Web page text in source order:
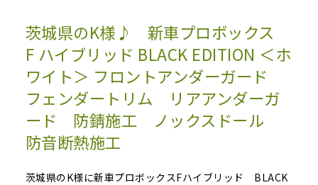
茨城県のK様♪ 新車プロボックス
F ハイブリッド BLACK EDITION ＜ホ
ワイト＞ フロントアンダーガード
フェンダートリム リアアンダーガ
ード 防錆施工 ノックスドール
防音断熱施工
茨城県のK様に新車プロボックスFハイブリッド BLACK